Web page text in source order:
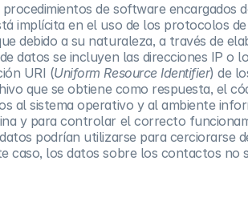
de software encargados
implícita en el uso de los protocolos
debido a su naturaleza, a través de
datos se incluyen las direcciones IP
URI (Uniform Resource Identifier) de
que se obtiene como respuesta, el
al sistema operativo y al ambiente
y para controlar el correcto
podrían utilizarse para cerciorarse
caso, los datos sobre los contactos no